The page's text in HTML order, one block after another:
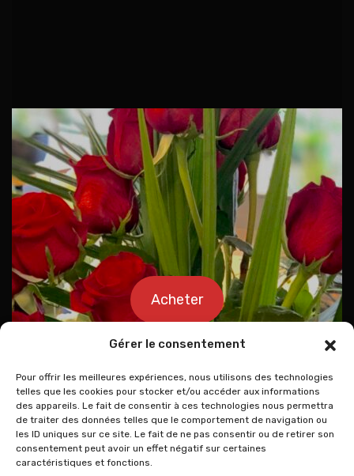
Gérer le consentement
Pour offrir les meilleures expériences, nous utilisons des technologies
telles que les cookies pour stocker et/ou accéder aux informations
des appareils. Le fait de consentir à ces technologies nous permettra
de traiter des données telles que le comportement de navigation ou
les ID uniques sur ce site. Le fait de ne pas consentir ou de retirer son
consentement peut avoir un effet négatif sur certaines
caractéristiques et fonctions.
Acheter